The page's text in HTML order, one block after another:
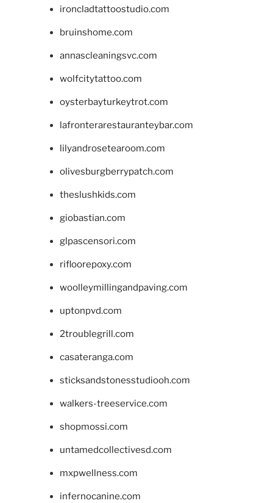
ironcladtattoostudio.com
bruinshome.com
annascleaningsvc.com
wolfcitytattoo.com
oysterbayturkeytrot.com
lafronterarestauranteybar.com
lilyandrosetearoom.com
olivesburgberrypatch.com
theslushkids.com
giobastian.com
glpascensori.com
rifloorepoxy.com
woolleymillingandpaving.com
uptonpvd.com
2troublegrill.com
casateranga.com
sticksandstonesstudiooh.com
walkers-treeservice.com
shopmossi.com
untamedcollectivesd.com
mxpwellness.com
infernocanine.com